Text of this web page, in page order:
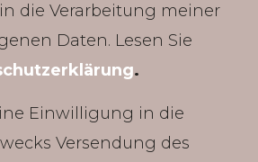
die Verarbeitung meiner
Daten. Lesen Sie
.
Einwilligung in die
Versendung des